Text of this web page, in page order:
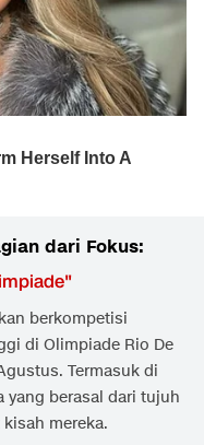
dari Fokus:
"
berkompetisi
di Olimpiade Rio De
Termasuk di
yang berasal dari tujuh
mereka.